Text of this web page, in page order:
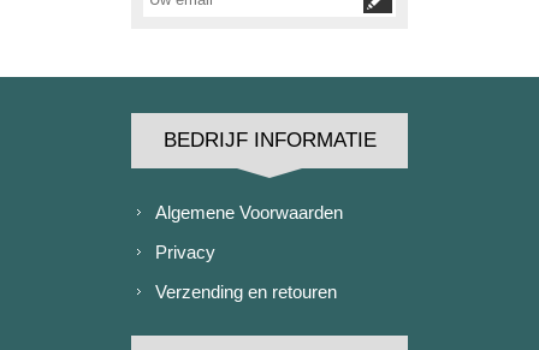
BEDRIJF INFORMATIE
Algemene Voorwaarden
Privacy
Verzending en retouren